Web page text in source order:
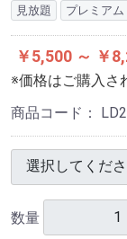
見放題 プレミアム
￥5,500 ～ ￥
※価格はご購入さ
商品コード：
数量